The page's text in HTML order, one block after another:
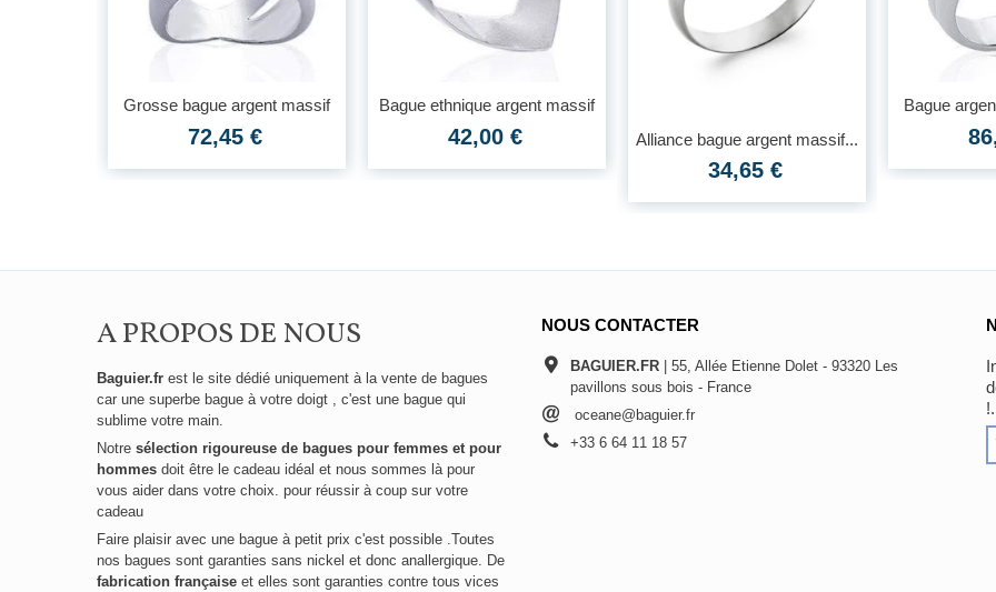
Grosse bague argent massif
trois...
72,45 €
Bague ethnique argent massif
42,00 € Alliance bague argent massif...
34,65 €
Bague
A PROPOS DE NOUS
Baguier.fr est le site dédié uniquement à la vente de bagues
car une superbe bague à votre doigt , c'est une bague qui
sublime votre main.
Notre sélection rigoureuse de bagues pour femmes et pour
hommes doit être le cadeau idéal et nous sommes là pour
vous aider dans votre choix. pour réussir à coup sur votre
cadeau
Faire plaisir avec une bague à petit prix c'est possible .Toutes
nos bagues sont garanties sans nickel et donc anallergique. De
fabrication française et elles sont garanties contre tous vices
NOUS CONTACTER
BAGUIER.FR| 55, Allée Etienne Dolet - 93320 Les
pavillons sous bois - France
oceane@baguier.fr
+33 6 64 11 18 57
!.